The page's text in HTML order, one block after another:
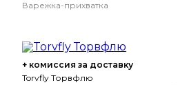
Варежка-прихватка
+ комиссия за доставку
Torvfly Торвфлю